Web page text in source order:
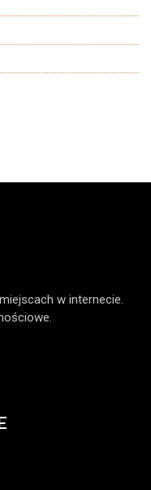
w internecie.